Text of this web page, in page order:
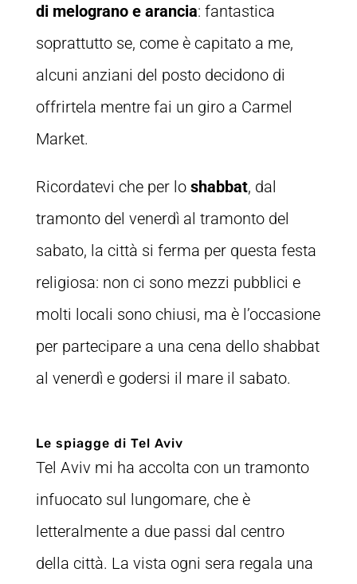
di melograno e arancia: fantastica
soprattutto se, come è capitato a me,
alcuni anziani del posto decidono di
offrirtela mentre fai un giro a Carmel
Market.
Ricordatevi che per lo shabbat, dal
tramonto del venerdì al tramonto del
sabato, la città si ferma per questa festa
religiosa: non ci sono mezzi pubblici e
molti locali sono chiusi, ma è l’occasione
per partecipare a una cena dello shabbat
al venerdì e godersi il mare il sabato.
Le spiagge di Tel Aviv
Tel Aviv mi ha accolta con un tramonto
infuocato sul lungomare, che è
letteralmente a due passi dal centro
della città. La vista ogni sera regala una